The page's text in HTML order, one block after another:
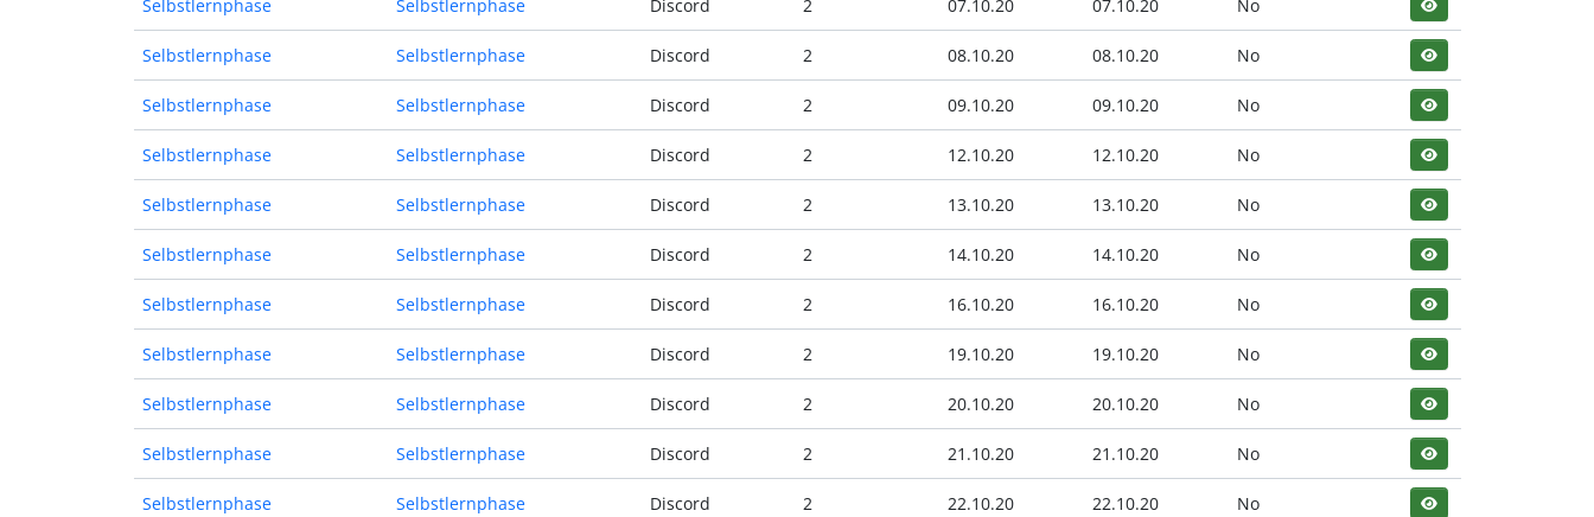
Selbstlernphase Selbstlernphase Discord 2 07.10.20 07.10.20 No
Selbstlernphase Selbstlernphase Discord 2 08.10.20 08.10.20 No
Selbstlernphase Selbstlernphase Discord 2 09.10.20 09.10.20 No
Selbstlernphase Selbstlernphase Discord 2 12.10.20 12.10.20 No
Selbstlernphase Selbstlernphase Discord 2 13.10.20 13.10.20 No
Selbstlernphase Selbstlernphase Discord 2 14.10.20 14.10.20 No
Selbstlernphase Selbstlernphase Discord 2 16.10.20 16.10.20 No
Selbstlernphase Selbstlernphase Discord 2 19.10.20 19.10.20 No
Selbstlernphase Selbstlernphase Discord 2 20.10.20 20.10.20 No
Selbstlernphase Selbstlernphase Discord 2 21.10.20 21.10.20 No
Selbstlernphase Selbstlernphase Discord 2 22.10.20 22.10.20 No